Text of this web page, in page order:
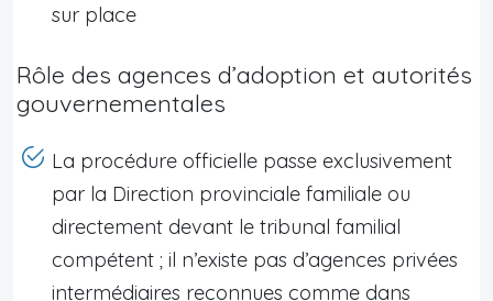
sur place
Rôle des agences d’adoption et autorités
gouvernementales
La procédure officielle passe exclusivement
par la Direction provinciale familiale ou
directement devant le tribunal familial
compétent ; il n’existe pas d’agences privées
intermédiaires reconnues comme dans